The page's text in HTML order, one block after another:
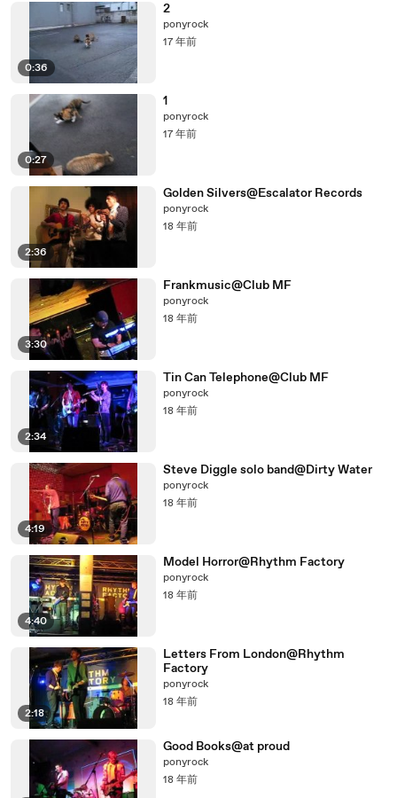
0:36
2
ponyrock
17 年前
0:27
1
ponyrock
17 年前
2:36
Golden Silvers@Escalator Records
ponyrock
18 年前
3:30
Frankmusic@Club MF
ponyrock
18 年前
2:34
Tin Can Telephone@Club MF
ponyrock
18 年前
4:19
Steve Diggle solo band@Dirty Water
ponyrock
18 年前
4:40
Model Horror@Rhythm Factory
ponyrock
18 年前
2:18
Letters From London@Rhythm
Factory
ponyrock
18 年前
Good Books@at proud
ponyrock
18 年前